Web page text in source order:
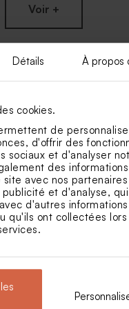
Détails À propos
cookies.
de
d'offrir des
sociaux et d'analyser
des
avec nos
et d'analyse,
d'autres
qu'ils ont collectées
et sonTubes de paillette
Cadeau invité fête
et
Bougie fête arc-
Voir +
aimé...